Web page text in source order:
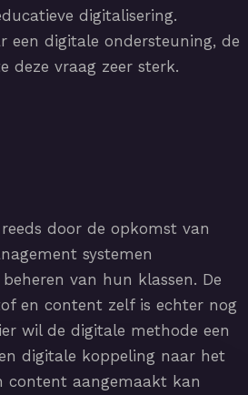
digitalisering.
een digitale ondersteuning, de
deze vraag zeer sterk.
door de opkomst van
systemen
van hun klassen. De
en content zelf is echter nog
wil de digitale methode een
digitale koppeling naar het
content aangemaakt kan